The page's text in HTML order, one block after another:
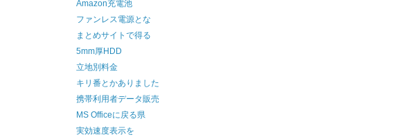
Amazon充電池
ファンレス電源とな
まとめサイトで得る
5mm厚HDD
立地別料金
キリ番とかありました
携帯利用者データ販売
MS Officeに戻る県
実効速度表示を